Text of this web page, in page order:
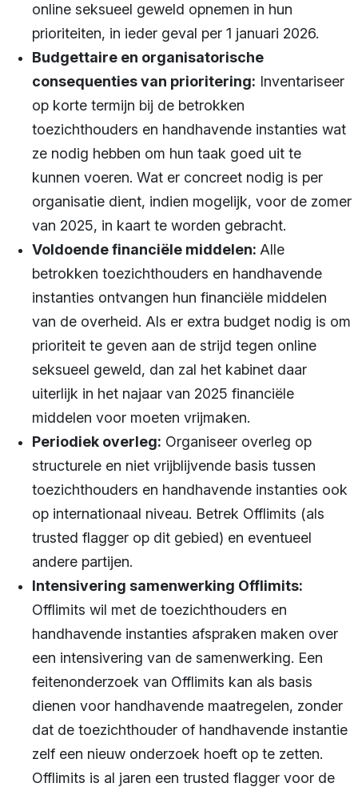
online seksueel geweld opnemen in hun
prioriteiten, in ieder geval per 1 januari 2026.
Budgettaire en organisatorische
consequenties van prioritering: Inventariseer
op korte termijn bij de betrokken
toezichthouders en handhavende instanties wat
ze nodig hebben om hun taak goed uit te
kunnen voeren. Wat er concreet nodig is per
organisatie dient, indien mogelijk, voor de zomer
van 2025, in kaart te worden gebracht.
Voldoende financiële middelen: Alle
betrokken toezichthouders en handhavende
instanties ontvangen hun financiële middelen
van de overheid. Als er extra budget nodig is om
prioriteit te geven aan de strijd tegen online
seksueel geweld, dan zal het kabinet daar
uiterlijk in het najaar van 2025 financiële
middelen voor moeten vrijmaken.
Periodiek overleg: Organiseer overleg op
structurele en niet vrijblijvende basis tussen
toezichthouders en handhavende instanties ook
op internationaal niveau. Betrek Offlimits (als
trusted flagger op dit gebied) en eventueel
andere partijen.
Intensivering samenwerking Offlimits:
Offlimits wil met de toezichthouders en
handhavende instanties afspraken maken over
een intensivering van de samenwerking. Een
feitenonderzoek van Offlimits kan als basis
dienen voor handhavende maatregelen, zonder
dat de toezichthouder of handhavende instantie
zelf een nieuw onderzoek hoeft op te zetten.
Offlimits is al jaren een trusted flagger voor de